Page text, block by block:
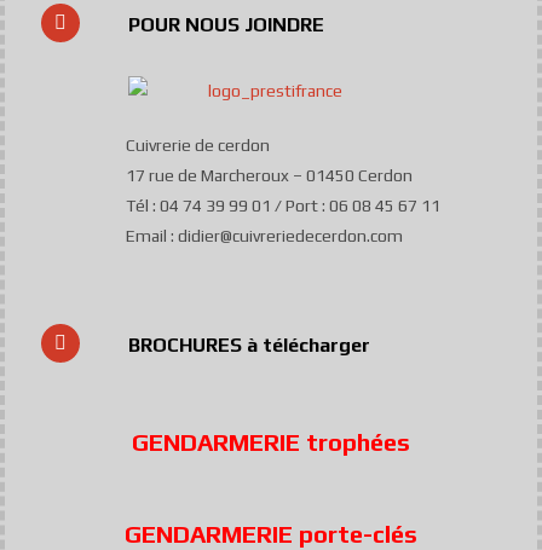
POUR NOUS JOINDRE
Cuivrerie de cerdon
17 rue de Marcheroux – 01450 Cerdon
Tél : 04 74 39 99 01 / Port : 06 08 45 67 11
Email : didier@cuivreriedecerdon.com
BROCHURES à télécharger
GENDARMERIE trophées
GENDARMERIE porte-clés